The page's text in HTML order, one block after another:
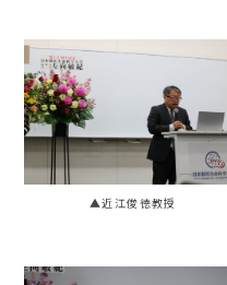
▲近江俊徳教授